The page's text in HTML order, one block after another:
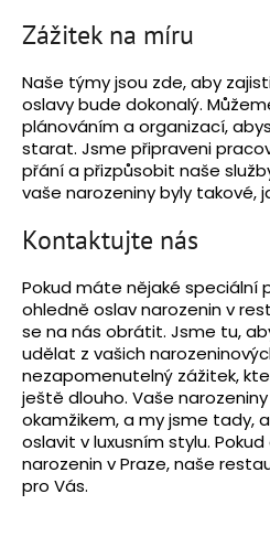
Zážitek na míru
Naše týmy jsou zde, aby
oslavy bude dokonalý.
plánováním a organizací,
starat. Jsme připraveni
přání a přizpůsobit naše
vaše narozeniny byly takové,
Kontaktujte nás
Pokud máte nějaké speciální
ohledně oslav narozenin v
se na nás obrátit. Jsme tu,
udělat z vašich
nezapomenutelný zážitek,
ještě dlouho. Vaše
okamžikem, a my jsme tady,
oslavit v luxusním stylu.
narozenin v Praze, naše
pro Vás.